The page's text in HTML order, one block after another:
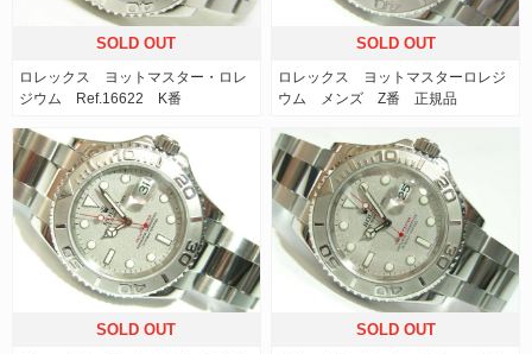
SOLD OUT
ロレックス ヨットマスター・ロレ
ジウム Ref.16622 K番
SOLD OUT
ロレックス ヨットマスターロレジ
ウム メンズ Z番 正規品
SOLD OUT SOLD OUT